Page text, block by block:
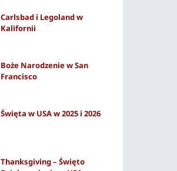
Carlsbad i Legoland w
Kalifornii
Boże Narodzenie w San
Francisco
Święta w USA w 2025 i 2026
Thanksgiving – Święto